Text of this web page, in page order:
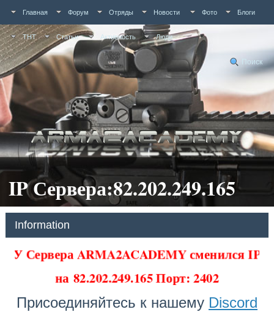
Главная Форум Отряды Новости Фото Блоги
ТНТ Статьи Активность Люди
Поиск
IP Сервера:82.202.249.165
Information
У Сервера ARMA2ACADEMY сменился IP
на 82.202.249.165 Порт: 2402
Присоединяйтесь к нашему Discord